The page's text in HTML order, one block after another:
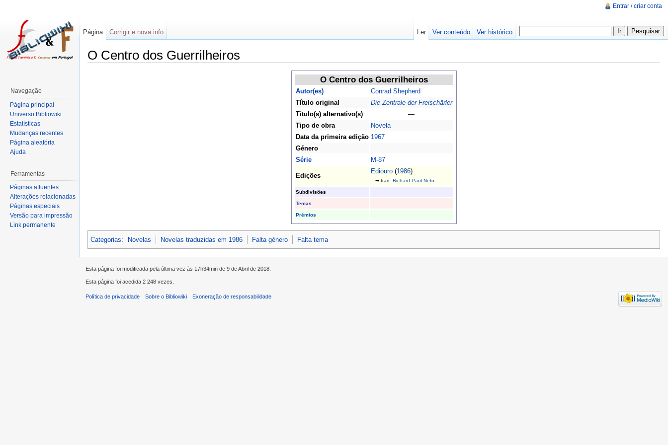
O Centro dos Guerrilheiros
O Centro dos Guerrilheiros
Autor(es)
Conrad Shepherd
Título original
Die Zentrale der Freischärler
Título(s) alternativo(s)
—
Tipo de obra
Novela
Data da primeira edição 1967
Género
Série
M-87
Edições
Ediouro(1986)
➥ trad: Richard Paul Neto
Subdivisões
Temas
Prémios
Categorias: Novelas Novelas traduzidas em 1986 Falta género Falta tema
Entrar / criar conta
Página Corrigir e nova info Ler Ver conteúdo Ver histórico
Navegação
Página principal
Universo Bibliowiki
Estatísticas
Mudanças recentes
Página aleatória
Ajuda
Ferramentas
Páginas afluentes
Alterações relacionadas
Páginas especiais
Versão para impressão
Link permanente
Esta página foi modificada pela última vez às 17h34min de 9 de Abril de 2018.
Esta página foi acedida 2 248 vezes.
Política de privacidade Sobre o Bibliowiki Exoneração de responsabilidade